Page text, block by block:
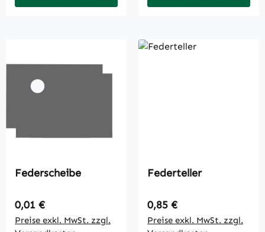
Federscheibe
Regulärer Preis:
0,01 €
Preise exkl. MwSt. zzgl.
Federteller
Regulärer Preis:
0,85 €
Preise exkl. MwSt. zzgl.